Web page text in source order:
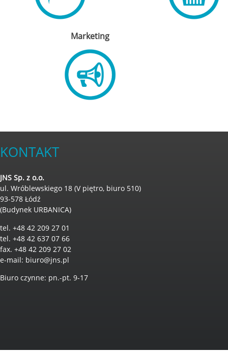
Marketing
KONTAKT
JNS Sp. z o.o.
ul. Wróblewskiego 18 (V piętro, biuro 510)
93-578 Łódź
(Budynek URBANICA)
tel. +48 42 209 27 01
tel. +48 42 637 07 66
fax. +48 42 209 27 02
e-mail: biuro@jns.pl
Biuro czynne: pn.-pt. 9-17